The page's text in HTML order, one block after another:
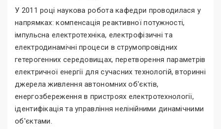
У 2011 році наукова робота кафедри проводилася у
напрямках: компенсація реактивної потужності,
імпульсна електротехніка, електрофізичні та
електродинамічні процеси в струмопровідних
гетерогенних середовищах, перетворення параметрів
електричної енергії для сучасних технологій, вторинні
джерела живлення автономних об'єктів,
енергозбереження в пристроях електротехнології,
ідентифікація та управління нелінійними динамічними
об'єктами.